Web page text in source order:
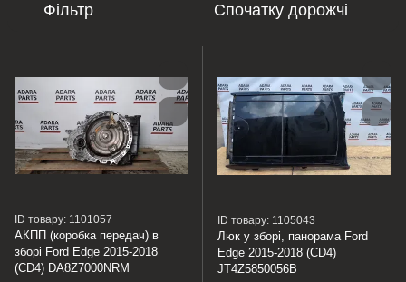
Фільтр Спочатку дорожчі
ID товару: 1101057
АКПП (коробка передач) в
зборі Ford Edge 2015-2018
(CD4) DA8Z7000NRM
ID товару: 1105043
Люк у зборі, панорама Ford
Edge 2015-2018 (CD4)
JT4Z5850056B